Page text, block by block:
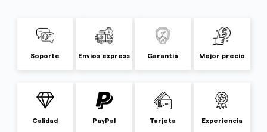
Soporte Envíos express Garantía Mejor precio
Calidad PayPal Tarjeta Experiencia